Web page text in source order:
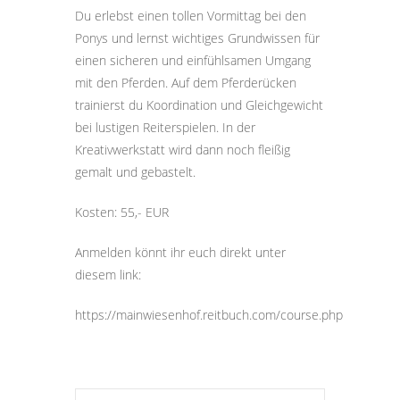
Du erlebst einen tollen Vormittag bei den
Ponys und lernst wichtiges Grundwissen für
einen sicheren und einfühlsamen Umgang
mit den Pferden. Auf dem Pferderücken
trainierst du Koordination und Gleichgewicht
bei lustigen Reiterspielen. In der
Kreativwerkstatt wird dann noch fleißig
gemalt und gebastelt.
Kosten: 55,- EUR
Anmelden könnt ihr euch direkt unter
diesem link:
https://mainwiesenhof.reitbuch.com/course.php